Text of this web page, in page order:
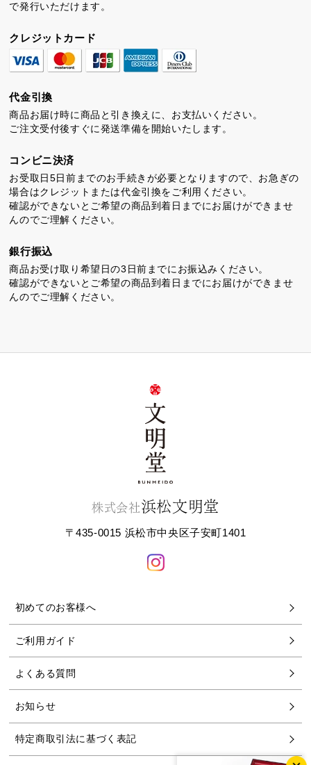
で発行いただけます。
クレジットカード
代金引換
商品お届け時に商品と引き換えに、お支払いください。
ご注文受付後すぐに発送準備を開始いたします。
コンビニ決済
お受取日5日前までのお手続きが必要となりますので、お急ぎの
場合はクレジットまたは代金引換をご利用ください。
確認ができないとご希望の商品到着日までにお届けができませ
んのでご理解ください。
銀行振込
商品お受け取り希望日の3日前までにお振込みください。
確認ができないとご希望の商品到着日までにお届けができませ
んのでご理解ください。
株式会社浜松文明堂
〒435-0015 浜松市中央区子安町1401
初めてのお客様へ
ご利用ガイド
よくある質問
お知らせ
特定商取引法に基づく表記